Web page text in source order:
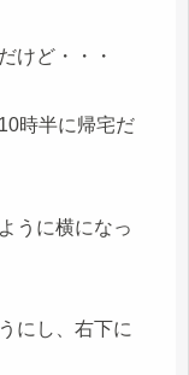
けど・・・
時半に帰宅だ
うに横になっ
にし、右下に